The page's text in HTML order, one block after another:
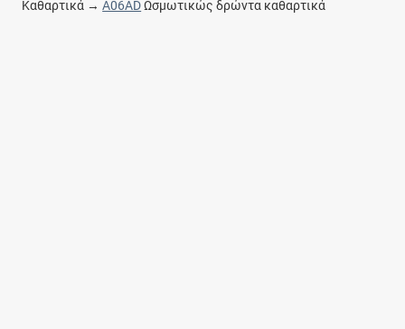
Καθαρτικά →A06ADΩσμωτικώς δρώντα καθαρτικά